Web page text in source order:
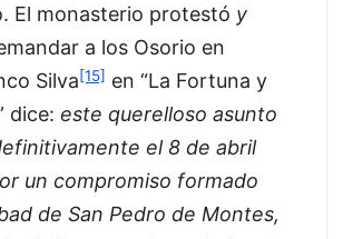
El monasterio protestó y
a los Osorio en
Silva[15] en “La Fortuna y
dice: este querelloso asunto
el 8 de abril
un compromiso formado
de San Pedro de Montes,